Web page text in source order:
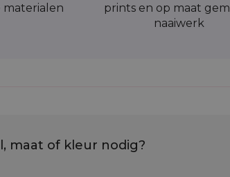
materialen
prints en op maat
naaiwerk
maat of kleur nodig?